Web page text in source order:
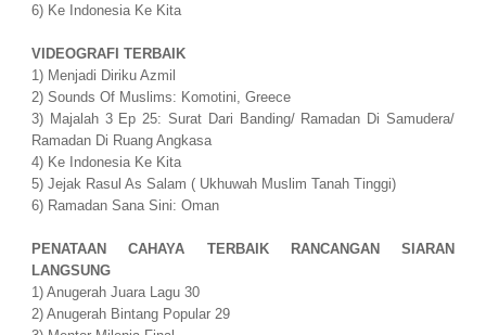
6) Ke Indonesia Ke Kita
VIDEOGRAFI TERBAIK
1) Menjadi Diriku Azmil
2) Sounds Of Muslims: Komotini, Greece
3) Majalah 3 Ep 25: Surat Dari Banding/ Ramadan Di Samudera/
Ramadan Di Ruang Angkasa
4) Ke Indonesia Ke Kita
5) Jejak Rasul As Salam ( Ukhuwah Muslim Tanah Tinggi)
6) Ramadan Sana Sini: Oman
PENATAAN CAHAYA TERBAIK RANCANGAN SIARAN
LANGSUNG
1) Anugerah Juara Lagu 30
2) Anugerah Bintang Popular 29